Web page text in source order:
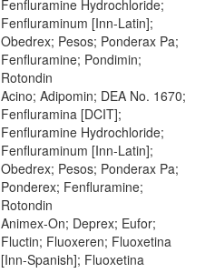
Fenfluramine Hydrochloride;
Fenfluraminum [Inn-Latin];
Obedrex; Pesos; Ponderax Pa;
Fenfluramine; Pondimin;
Rotondin
Acino; Adipomin; DEA No. 1670;
Fenfluramina [DCIT];
Fenfluramine Hydrochloride;
Fenfluraminum [Inn-Latin];
Obedrex; Pesos; Ponderax Pa;
Ponderex; Fenfluramine;
Rotondin
Animex-On; Deprex; Eufor;
Fluctin; Fluoxeren; Fluoxetina
[Inn-Spanish]; Fluoxetina